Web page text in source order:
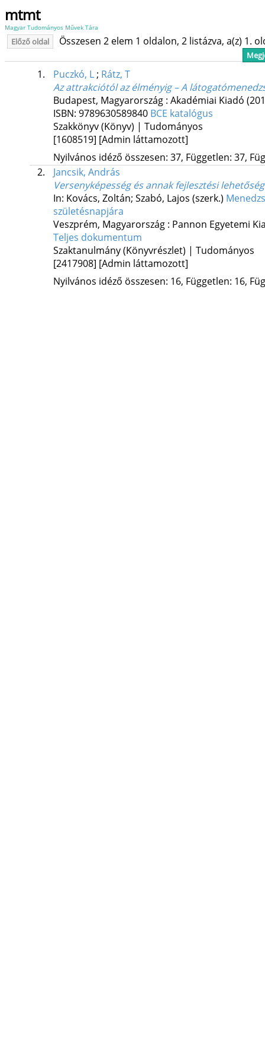
mtmt
Magyar Tudományos Művek Tára
Előző oldal Összesen 2 elem 1 oldalon, 2 listázva, a(z) 1.
1. Puczkó, L; Rátz, T
Az attrakciótól az élményig – A
Budapest, Magyarország : Akadémiai Kiadó
ISBN: 9789630589840 BCE katalógus
Szakkönyv (Könyv) | Tudományos
[1608519] [Admin láttamozott]
Nyilvános idéző összesen: 37, Független: 37,
2.
Jancsik, András
Versenyképesség és annak fejlesztési
In: Kovács, Zoltán; Szabó, Lajos (szerk.)
születésnapjára
Veszprém, Magyarország : Pannon Egyetemi
Teljes dokumentum
Szaktanulmány (Könyvrészlet) | Tudományos
[2417908] [Admin láttamozott]
Nyilvános idéző összesen: 16, Független: 16,